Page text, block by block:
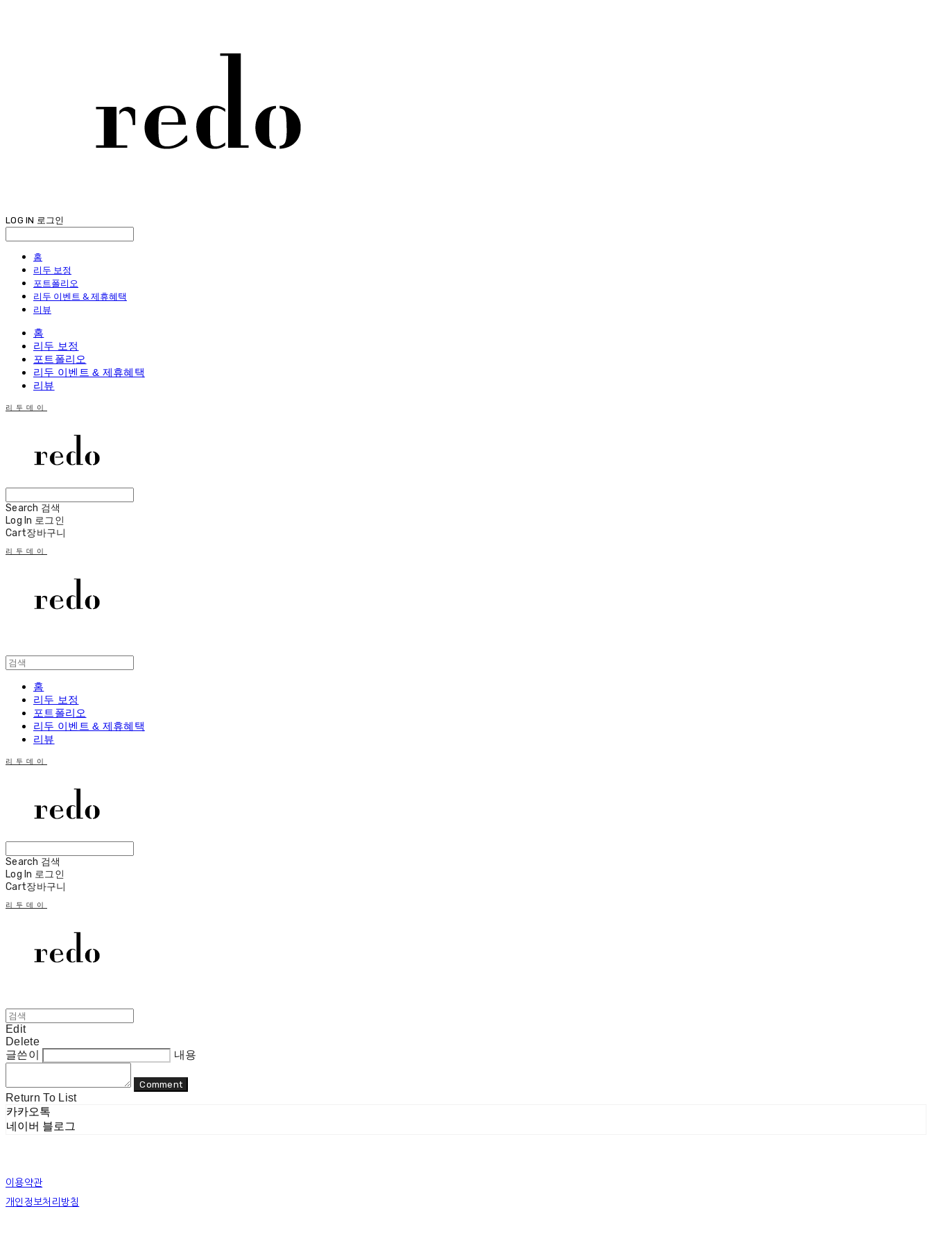
LOG IN 로그인
홈
리두 보정
포트폴리오
리두 이벤트 & 제휴혜택
리뷰
홈
리두 보정
포트폴리오
리두 이벤트 & 제휴혜택
리뷰
리두데이
Search 검색
Log In 로그인
Cart장바구니
리두데이
홈
리두 보정
포트폴리오
리두 이벤트 & 제휴혜택
리뷰
리두데이
Search 검색
Log In 로그인
Cart장바구니
리두데이
Edit
Delete
글쓴이
내용
Comment
Return To List
카카오톡
네이버 블로그
이용약관
개인정보처리방침